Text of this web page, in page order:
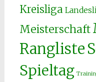
Kreisliga
Meisterschaft
Rangliste
Spieltag